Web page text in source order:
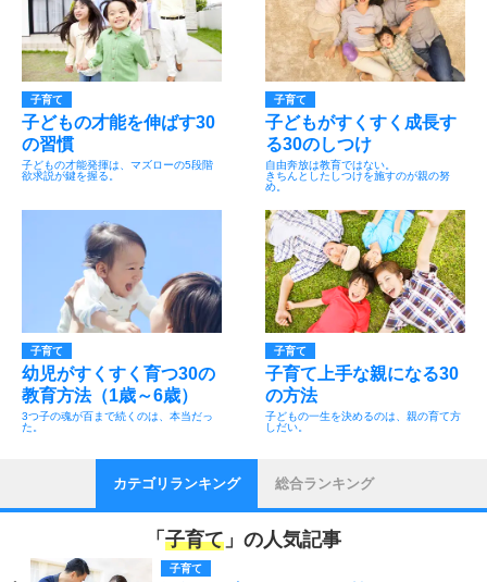
子育て
子どもの才能を伸ばす30
の習慣
子どもの才能発揮は、マズローの5段階
欲求説が鍵を握る。
子育て
子どもがすくすく成長す
る30のしつけ
自由奔放は教育ではない。
きちんとしたしつけを施すのが親の努
め。
子育て
幼児がすくすく育つ30の
教育方法（1歳～6歳）
3つ子の魂が百まで続くのは、本当だっ
た。
子育て
子育て上手な親になる30
の方法
子どもの一生を決めるのは、親の育て方
しだい。
カテゴリランキング 総合ランキング
「 子育て 」の人気記事
子育て